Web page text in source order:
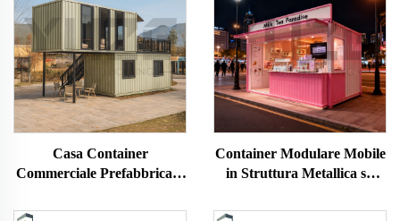
Casa Container
Commerciale Prefabbricata
Caffetteria Ristorante
Container Modulare Mobile
in Struttura Metallica su
Commerciale per Bar di Tè